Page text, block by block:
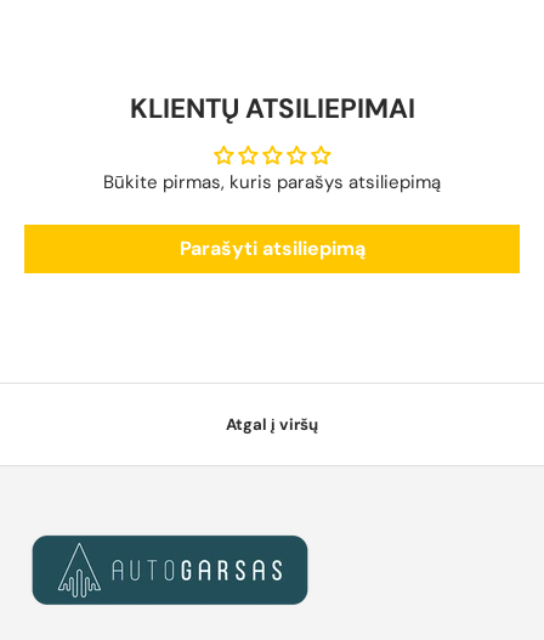
KLIENTŲ ATSILIEPIMAI
Būkite pirmas, kuris parašys atsiliepimą
Parašyti atsiliepimą
Atgal į viršų